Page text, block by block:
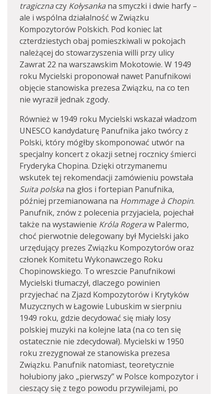
tragicznaczy Kołysanka na smyczki i dwie harfy –
ale i wspólna działalność w Związku
Kompozytorów Polskich. Pod koniec lat
czterdziestych obaj pomieszkiwali w pokojach
należącej do stowarzyszenia willi przy ulicy
Zawrat 22 na warszawskim Mokotowie. W 1949
roku Mycielski proponował nawet Panufnikowi
objęcie stanowiska prezesa Związku, na co ten
nie wyraził jednak zgody.
Również w 1949 roku Mycielski wskazał władzom
UNESCO kandydaturę Panufnika jako twórcy z
Polski, który mógłby skomponować utwór na
specjalny koncert z okazji setnej rocznicy śmierci
Fryderyka Chopina. Dzięki otrzymanemu
wskutek tej rekomendacji zamówieniu powstała
Suita polska na głos i fortepian Panufnika,
później przemianowana na Hommage à Chopin.
Panufnik, znów z polecenia przyjaciela, pojechał
także na wystawienie Króla Rogeraw Palermo,
choć pierwotnie delegowany był Mycielski jako
urzędujący prezes Związku Kompozytorów oraz
członek Komitetu Wykonawczego Roku
Chopinowskiego. To wreszcie Panufnikowi
Mycielski tłumaczył, dlaczego powinien
przyjechać na Zjazd Kompozytorów i Krytyków
Muzycznych w Łagowie Lubuskim w sierpniu
1949 roku, gdzie decydować się miały losy
polskiej muzyki na kolejne lata (na co ten się
ostatecznie nie zdecydował). Mycielski w 1950
roku zrezygnował ze stanowiska prezesa
Związku. Panufnik natomiast, teoretycznie
hołubiony jako „pierwszy” w Polsce kompozytor i
cieszący się z tego powodu przywilejami, po